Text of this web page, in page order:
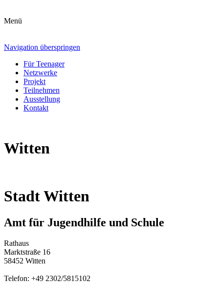
Menü
Navigation überspringen
Für Teenager
Netzwerke
Projekt
Teilnehmen
Ausstellung
Kontakt
Witten
Stadt Witten
Amt für Jugendhilfe und Schule
Rathaus
Marktstraße 16
58452 Witten
Telefon: +49 2302/5815102